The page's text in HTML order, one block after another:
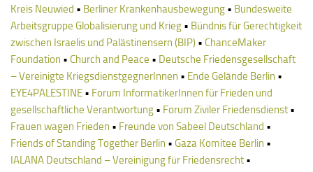
Kreis Neuwied • Berliner Krankenhausbewegung • Bundesweite
Arbeitsgruppe Globalisierung und Krieg • Bündnis für Gerechtigkeit
zwischen Israelis und Palästinensern (BIP) • ChanceMaker
Foundation • Church and Peace • Deutsche Friedensgesellschaft
– Vereinigte KriegsdienstgegnerInnen • Ende Gelände Berlin •
EYE4PALESTINE • Forum InformatikerInnen für Frieden und
gesellschaftliche Verantwortung • Forum Ziviler Friedensdienst •
Frauen wagen Frieden • Freunde von Sabeel Deutschland •
Friends of Standing Together Berlin • Gaza Komitee Berlin •
IALANA Deutschland – Vereinigung für Friedensrecht •